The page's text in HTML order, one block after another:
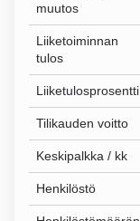
muutos
Liiketoiminnan
tulos
Liiketulosprosentti
Tilikauden voitto
Keskipalkka / kk
Henkilöstö